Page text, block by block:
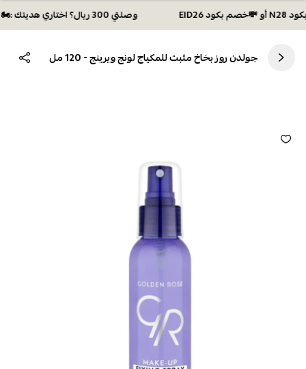
وصلتي 300 ريال؟ اختاري هديتك :🏍 شحن مجاني بكود N28 أو 💸خصم بكود EID26
جولدن روز بخاخ مثبت للمكياج لونج ويرينج - 120 مل